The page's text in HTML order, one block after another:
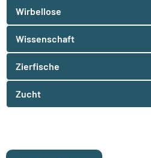
Wirbellose
Wissenschaft
Zierfische
Zucht